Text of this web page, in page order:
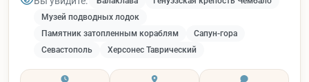
Музей подводных лодок
Памятник затопленным кораблям
Сапун-гора
Севастополь
Херсонес Таврический